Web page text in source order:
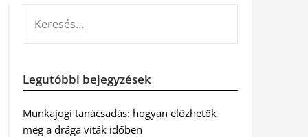
Legutóbbi bejegyzések
Munkajogi tanácsadás: hogyan előzhetők
meg a drága viták időben